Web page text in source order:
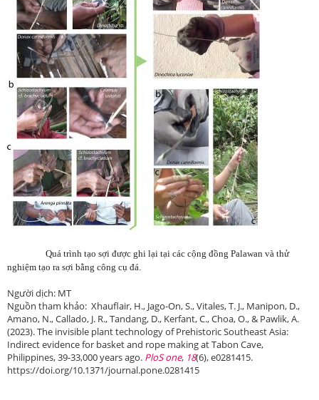
Quá trình tạo sợi được ghi lại tại các cộng đồng Palawan và thử
nghiệm tạo ra sợi bằng công cụ đá.
Người dịch: MT
Nguồn tham khảo: Xhauflair, H., Jago-On, S., Vitales, T. J., Manipon, D.,
Amano, N., Callado, J. R., Tandang, D., Kerfant, C., Choa, O., & Pawlik, A.
(2023). The invisible plant technology of Prehistoric Southeast Asia:
Indirect evidence for basket and rope making at Tabon Cave,
Philippines, 39-33,000 years ago. PloS one, 18(6), e0281415.
https://doi.org/10.1371/journal.pone.0281415